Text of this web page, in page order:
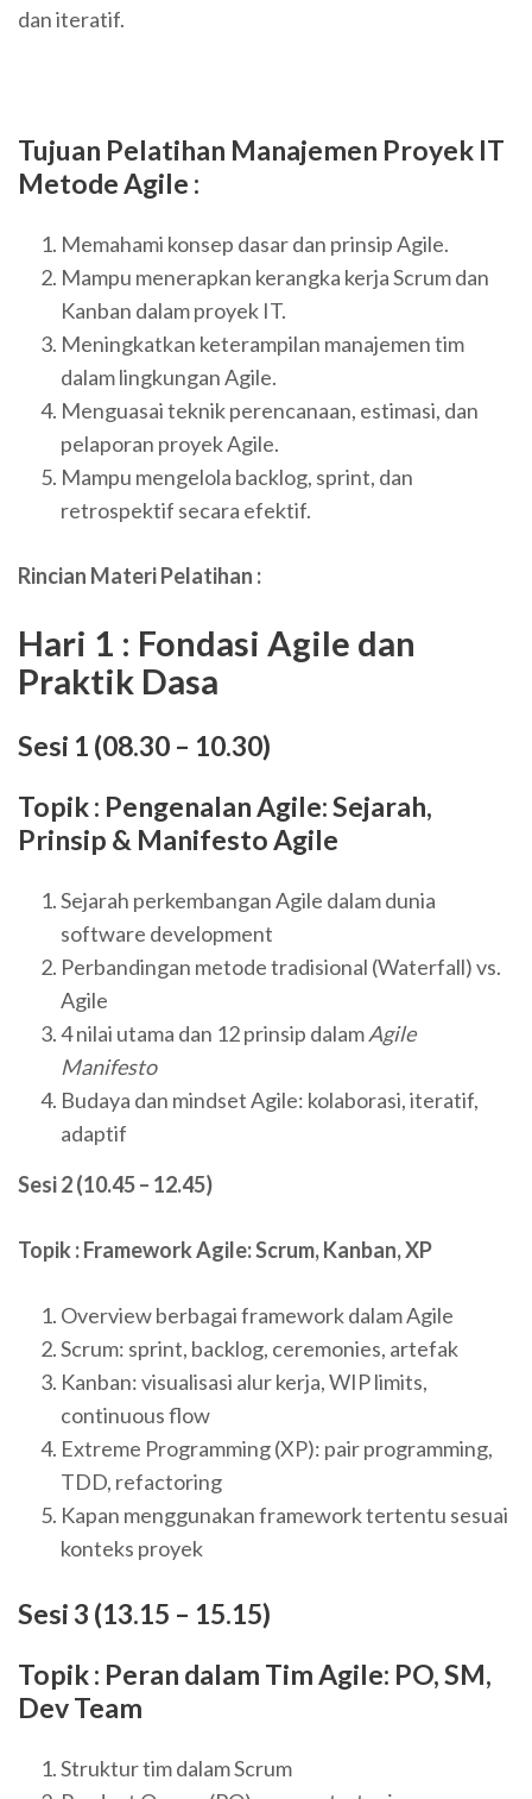
dan iteratif.
Tujuan Pelatihan Manajemen Proyek IT
Metode Agile :
Memahami konsep dasar dan prinsip Agile.
Mampu menerapkan kerangka kerja Scrum dan
Kanban dalam proyek IT.
Meningkatkan keterampilan manajemen tim
dalam lingkungan Agile.
Menguasai teknik perencanaan, estimasi, dan
pelaporan proyek Agile.
Mampu mengelola backlog, sprint, dan
retrospektif secara efektif.
Rincian Materi Pelatihan :
Hari 1 : Fondasi Agile dan
Praktik Dasa
Sesi 1 (08.30 – 10.30)
Topik : Pengenalan Agile: Sejarah,
Prinsip & Manifesto Agile
Sejarah perkembangan Agile dalam dunia
software development
Perbandingan metode tradisional (Waterfall) vs.
Agile
4 nilai utama dan 12 prinsip dalamAgile
Manifesto
Budaya dan mindset Agile: kolaborasi, iteratif,
adaptif
Sesi 2 (10.45 – 12.45)
Topik : Framework Agile: Scrum, Kanban, XP
Overview berbagai framework dalam Agile
Scrum: sprint, backlog, ceremonies, artefak
Kanban: visualisasi alur kerja, WIP limits,
continuous flow
Extreme Programming (XP): pair programming,
TDD, refactoring
Kapan menggunakan framework tertentu sesuai
konteks proyek
Sesi 3 (13.15 – 15.15)
Topik : Peran dalam Tim Agile: PO, SM,
Dev Team
Struktur tim dalam Scrum